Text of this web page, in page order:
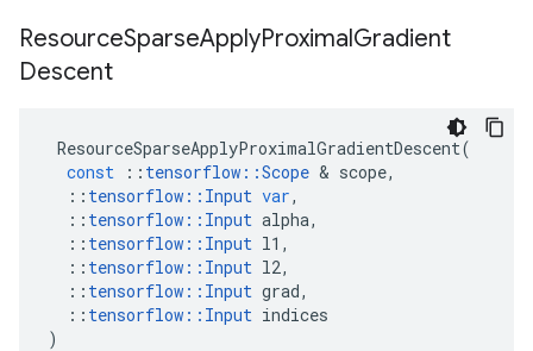
ResourceSparseApplyProximalGradient
Descent
ResourceSparseApplyProximalGradientDescent(
const
:: tensorflow ::Scope & scope,
:: tensorflow :: Input var,
:: tensorflow :: Input alpha,
:: tensorflow :: Input l1 ,
:: tensorflow :: Input l2,
:: tensorflow :: Input grad,
:: tensorflow :: Input indices
)